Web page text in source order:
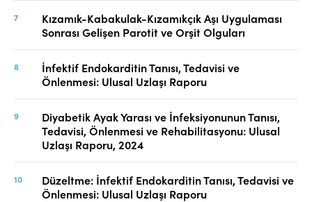
Kızamık-Kabakulak-Kızamıkçık Aşı Uygulaması
Sonrası Gelişen Parotit ve Orşit Olguları
İnfektif Endokarditin Tanısı, Tedavisi ve
Önlenmesi: Ulusal Uzlaşı Raporu
Diyabetik Ayak Yarası ve İnfeksiyonunun Tanısı,
Tedavisi, Önlenmesi ve Rehabilitasyonu: Ulusal
Uzlaşı Raporu, 2024
Düzeltme: İnfektif Endokarditin Tanısı, Tedavisi ve
Önlenmesi: Ulusal Uzlaşı Raporu